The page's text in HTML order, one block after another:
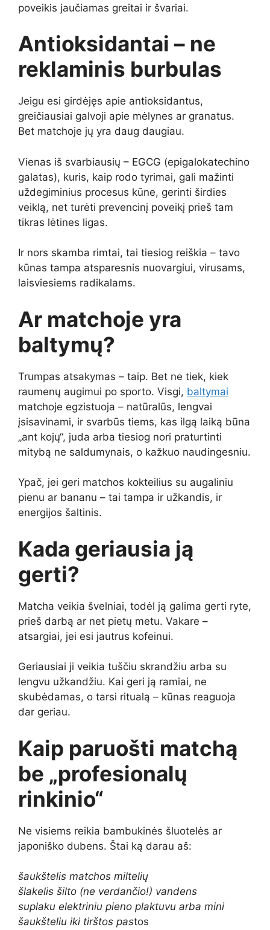
poveikis jaučiamas greitai ir švariai.
Antioksidantai – ne
reklaminis burbulas
Jeigu esi girdėjęs apie antioksidantus,
greičiausiai galvoji apie mėlynes ar granatus.
Bet matchoje jų yra daug daugiau.
Vienas iš svarbiausių – EGCG (epigalokatechino
galatas), kuris, kaip rodo tyrimai, gali mažinti
uždegiminius procesus kūne, gerinti širdies
veiklą, net turėti prevencinį poveikį prieš tam
tikras lėtines ligas.
Ir nors skamba rimtai, tai tiesiog reiškia – tavo
kūnas tampa atsparesnis nuovargiui, virusams,
laisviesiems radikalams.
Ar matchoje yra
baltymų?
Trumpas atsakymas – taip. Bet ne tiek, kiek
raumenų augimui po sporto. Visgi, baltymai
matchoje egzistuoja – natūralūs, lengvai
įsisavinami, ir svarbūs tiems, kas ilgą laiką būna
„ant kojų“, juda arba tiesiog nori praturtinti
mitybą ne saldumynais, o kažkuo naudingesniu.
Ypač, jei geri matchos kokteilius su augaliniu
pienu ar bananu – tai tampa ir užkandis, ir
energijos šaltinis.
Kada geriausia ją
gerti?
Matcha veikia švelniai, todėl ją galima gerti ryte,
prieš darbą ar net pietų metu. Vakare –
atsargiai, jei esi jautrus kofeinui.
Geriausiai ji veikia tuščiu skrandžiu arba su
lengvu užkandžiu. Kai geri ją ramiai, ne
skubėdamas, o tarsi ritualą – kūnas reaguoja
dar geriau.
Kaip paruošti matchą
be „profesionalų
rinkinio“
Ne visiems reikia bambukinės šluotelės ar
japoniško dubens. Štai ką darau aš:
šaukštelis matchos miltelių
šlakelis šilto (ne verdančio!) vandens
suplaku elektriniu pieno plaktuvu arba mini
šaukšteliu iki tirštos pastos